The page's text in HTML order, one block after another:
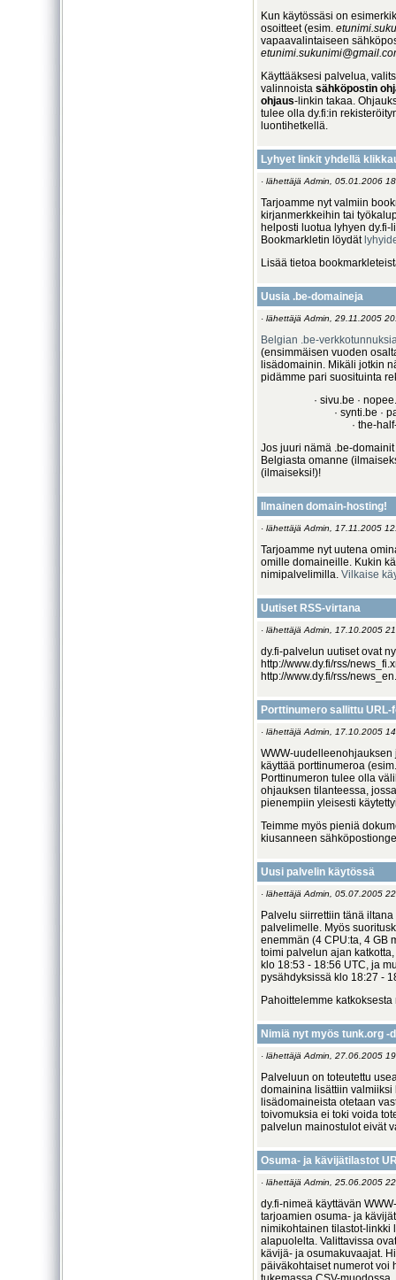
Kun käytössäsi on
osoitteet (esim.
vapaavalintaiseen
Käyttääksesi palvelua,
valinnoista sähköpostin
ohjaus-linkin takaa.
tulee olla dy.fi:in
luontihetkellä.
Lyhyet linkit yhdellä
· lähettäjä Admin, 05.01.2006
Tarjoamme nyt valmiin
kirjanmerkkeihin tai
helposti luotua lyhyen
Bookmarkletin löydät
Lisää tietoa
Uusia .be-domaineja
· lähettäjä Admin, 29.11.2005
Belgian .be-
(ensimmäisen vuoden
lisädomainin. Mikäli jotkin
pidämme pari suosituinta
· sivu.be ·
· synti.be ·
· the-
Jos juuri nämä .be-
Belgiasta omanne
(ilmaiseksi!)!
Ilmainen domain-hosting!
· lähettäjä Admin, 17.11.2005
Tarjoamme nyt uutena
omille domaineille. Kukin
nimipalvelimilla. Vilkaise
Uutiset RSS-virtana
· lähettäjä Admin, 17.10.2005
dy.fi-palvelun uutiset ovat
http://www.dy.fi/rss/
http://www.dy.fi/rss/
Porttinumero sallittu
· lähettäjä Admin, 17.10.2005
WWW-
käyttää porttinumeroa
Porttinumeron tulee olla
ohjauksen tilanteessa,
pienempiin yleisesti
Teimme myös pieniä
kiusanneen
Uusi palvelin käytössä
· lähettäjä Admin, 05.07.2005
Palvelu siirrettiin tänä
palvelimelle. Myös
enemmän (4 CPU:ta, 4 GB
toimi palvelun ajan
klo 18:53 - 18:56 UTC, ja
pysähdyksissä klo 18:27 -
Pahoittelemme
Nimiä nyt myös tunk.org -
· lähettäjä Admin, 27.06.2005
Palveluun on toteutettu
domainina lisättiin
lisädomaineista otetaan
toivomuksia ei toki voida
palvelun mainostulot eivät
Osuma- ja kävijätilastot
· lähettäjä Admin, 25.06.2005
dy.fi-nimeä käyttävän
tarjoamien osuma- ja
nimikohtainen tilastot-linkki
alapuolelta. Valittavissa
kävijä- ja osumakuvaajat.
päiväkohtaiset numerot voi